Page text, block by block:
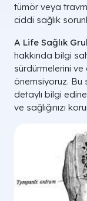
tümör veya
ciddi sağlık
A Life Sağlık
hakkında bilgi
sürdürmelerini
önemsiyoruz.
detaylı bilgi
ve sağlığınızı